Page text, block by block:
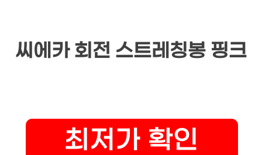
씨에카 회전 스트레칭봉 핑크